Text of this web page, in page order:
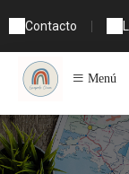
Contacto
Menú